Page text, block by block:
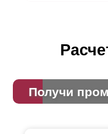
Получи